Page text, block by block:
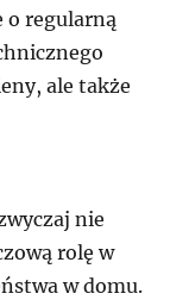
o regularną
ale także
nie
rolę w
w domu.